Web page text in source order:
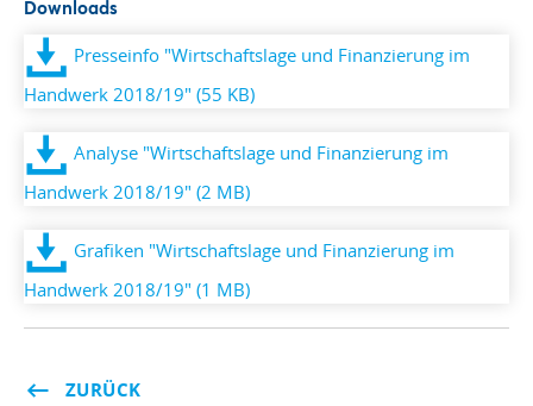
Downloads
Presseinfo "Wirtschaftslage und Finanzierung im
Handwerk 2018/19" (55 KB)
Analyse "Wirtschaftslage und Finanzierung im
Handwerk 2018/19" (2 MB)
Grafiken "Wirtschaftslage und Finanzierung im
Handwerk 2018/19" (1 MB)
ZURÜCK